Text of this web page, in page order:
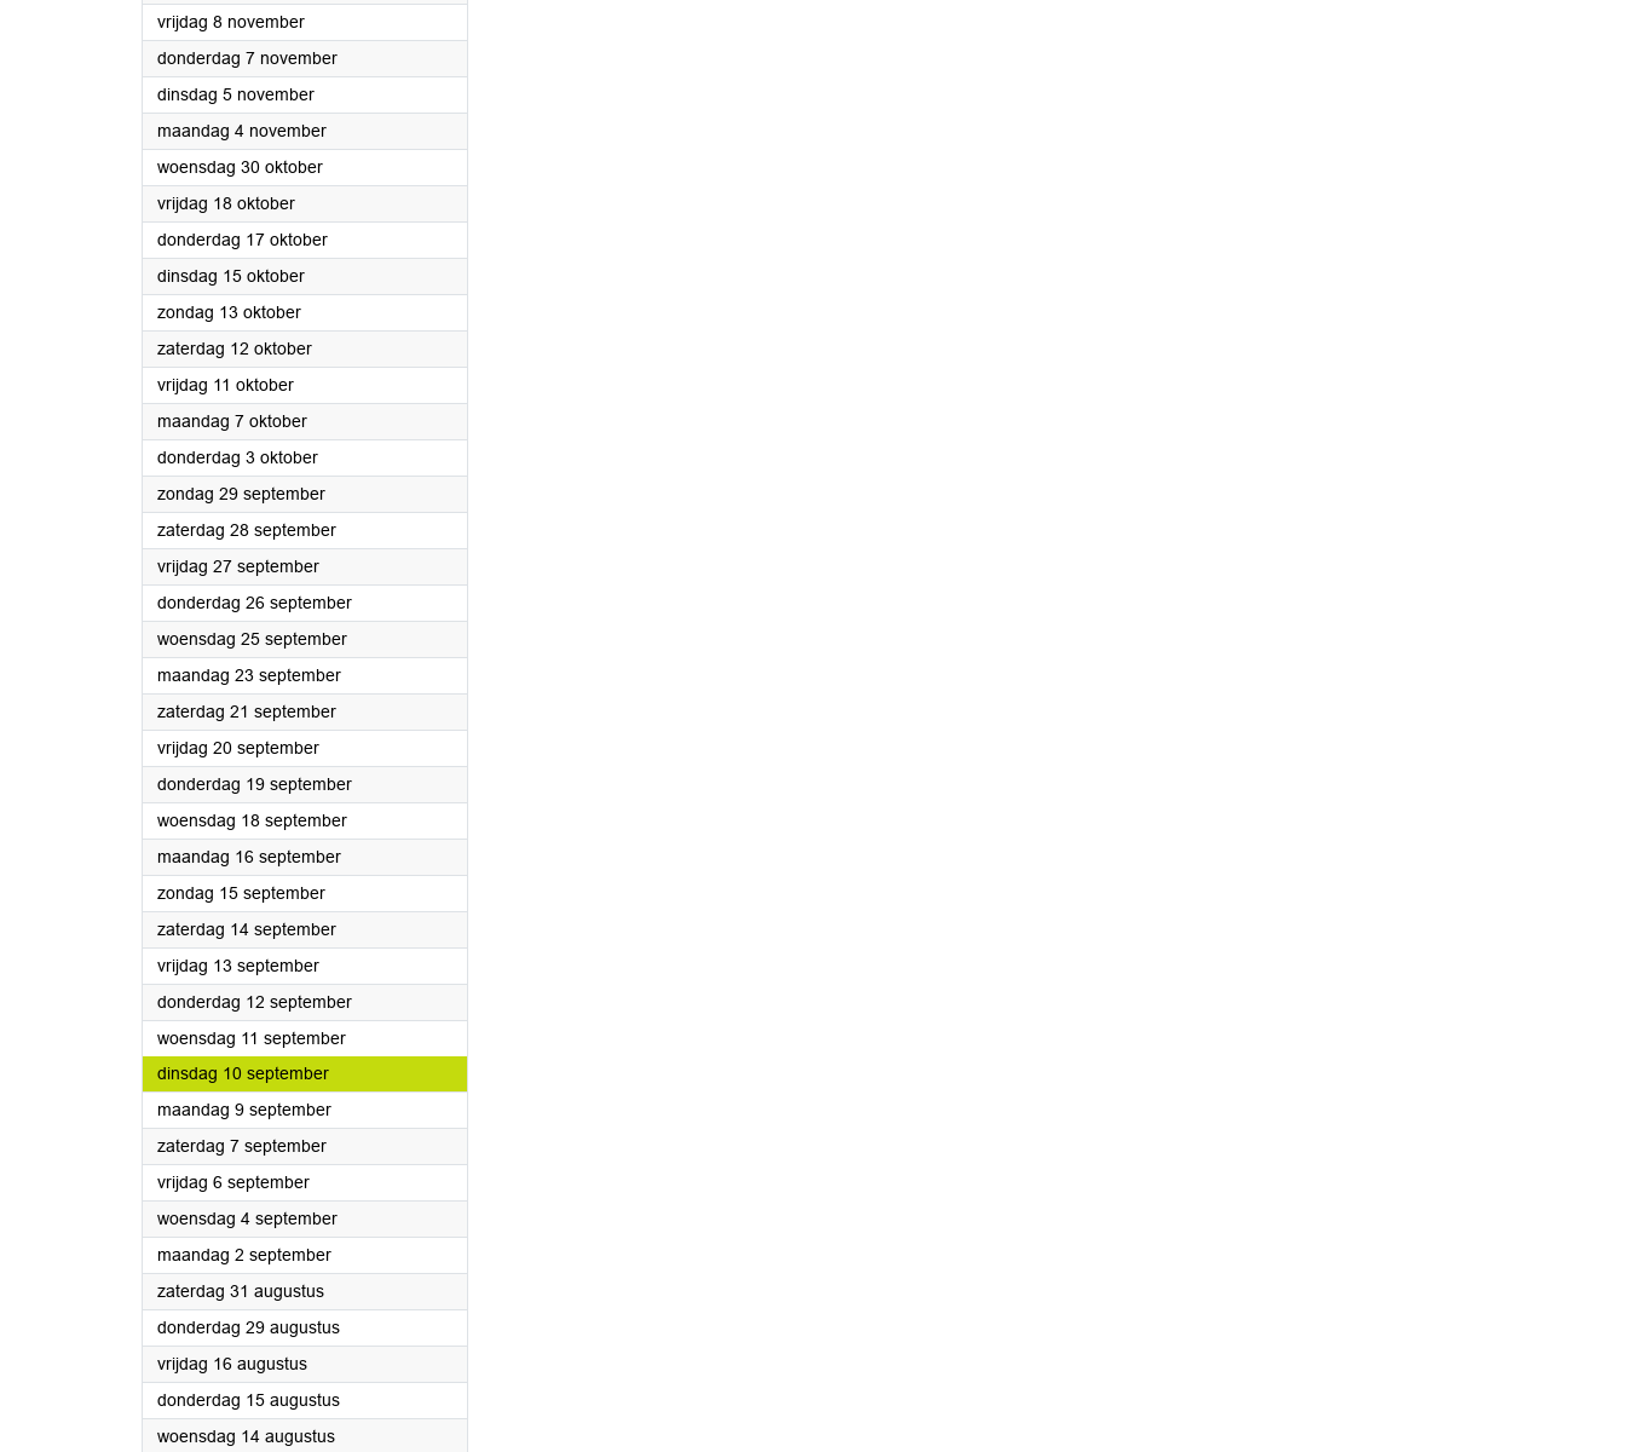
vrijdag 8 november2024
donderdag 7 november2024
dinsdag 5 november2024
maandag 4 november2024
woensdag 30 oktober2024
vrijdag 18 oktober2024
donderdag 17 oktober2024
dinsdag 15 oktober2024
zondag 13 oktober2024
zaterdag 12 oktober2024
vrijdag 11 oktober2024
maandag 7 oktober2024
donderdag 3 oktober2024
zondag 29 september2024
zaterdag 28 september2024
vrijdag 27 september2024
donderdag 26 september2024
woensdag 25 september2024
maandag 23 september2024
zaterdag 21 september2024
vrijdag 20 september2024
donderdag 19 september2024
woensdag 18 september2024
maandag 16 september2024
zondag 15 september2024
zaterdag 14 september2024
vrijdag 13 september2024
donderdag 12 september2024
woensdag 11 september2024
dinsdag 10 september2024
maandag 9 september2024
zaterdag 7 september2024
vrijdag 6 september2024
woensdag 4 september2024
maandag 2 september2024
zaterdag 31 augustus2024
donderdag 29 augustus2024
vrijdag 16 augustus2024
donderdag 15 augustus2024
woensdag 14 augustus2024